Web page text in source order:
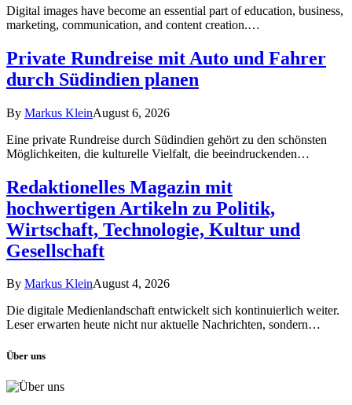
Digital images have become an essential part of education, business,
marketing, communication, and content creation.…
Private Rundreise mit Auto und Fahrer
durch Südindien planen
By Markus KleinAugust 6, 2026
Eine private Rundreise durch Südindien gehört zu den schönsten
Möglichkeiten, die kulturelle Vielfalt, die beeindruckenden…
Redaktionelles Magazin mit
hochwertigen Artikeln zu Politik,
Wirtschaft, Technologie, Kultur und
Gesellschaft
By Markus KleinAugust 4, 2026
Die digitale Medienlandschaft entwickelt sich kontinuierlich weiter.
Leser erwarten heute nicht nur aktuelle Nachrichten, sondern…
Über uns